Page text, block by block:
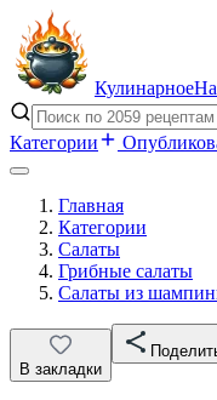
Кулинарное
Категории
Главная
Категории
Салаты
Грибные салаты
Салаты из
В закладки